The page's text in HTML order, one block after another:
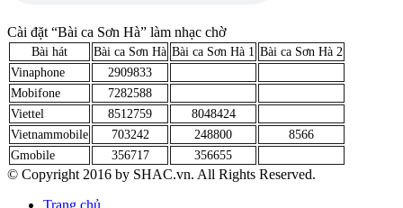
Cài đặt “Bài ca Sơn Hà” làm nhạc chờ
Bài hát Bài ca Sơn Hà Bài ca Sơn Hà 1 Bài ca Sơn Hà 2
Vinaphone
2909833
Mobifone
7282588
Viettel
8512759
8048424
Vietnammobile
703242 248800
8566
Gmobile
356717 356655
© Copyright 2016 by SHAC.vn. All Rights Reserved.
Trang chủ